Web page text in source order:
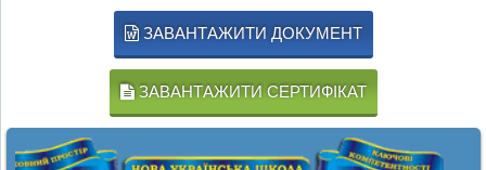
ЗАВАНТАЖИТИ ДОКУМЕНТ
ЗАВАНТАЖИТИ СЕРТИФІКАТ